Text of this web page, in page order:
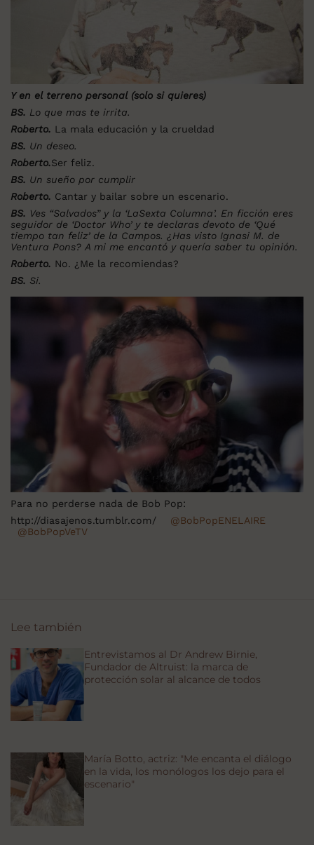
Y en el terreno personal (solo si quieres)
BS. Lo que mas te irrita.
Roberto. La mala educación y la crueldad
BS. Un deseo.
Roberto.Ser feliz.
BS. Un sueño por cumplir
Roberto. Cantar y bailar sobre un escenario.
BS. Ves “Salvados” y la ‘LaSexta Columna’. En ficción eres
seguidor de ‘Doctor Who’ y te declaras devoto de ‘Qué
tiempo tan feliz’ de la Campos. ¿Has visto Ignasi M. de
Ventura Pons? A mi me encantó y quería saber tu opinión.
Roberto. No. ¿Me la recomiendas?
BS. Si.
Para no perderse nada de Bob Pop:
http://diasajenos.tumblr.com/ @BobPopENELAIRE
@BobPopVeTV
Lee también
Entrevistamos al Dr Andrew Birnie,
Fundador de Altruist: la marca de
protección solar al alcance de todos
María Botto, actriz: "Me encanta el diálogo
en la vida, los monólogos los dejo para el
escenario"